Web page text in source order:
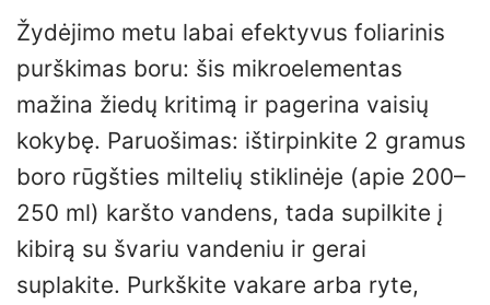
Žydėjimo metu labai efektyvus foliarinis
purškimas boru: šis mikroelementas
mažina žiedų kritimą ir pagerina vaisių
kokybę. Paruošimas: ištirpinkite 2 gramus
boro rūgšties miltelių stiklinėje (apie 200–
250 ml) karšto vandens, tada supilkite į
kibirą su švariu vandeniu ir gerai
suplakite. Purkškite vakare arba ryte,